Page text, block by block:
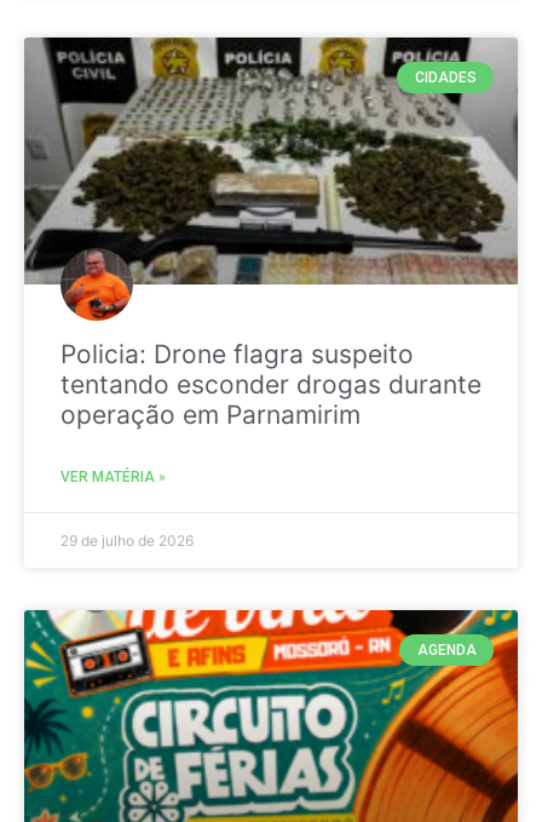
CIDADES
Policia: Drone flagra suspeito
tentando esconder drogas durante
operação em Parnamirim
VER MATÉRIA »
29 de julho de 2026
AGENDA